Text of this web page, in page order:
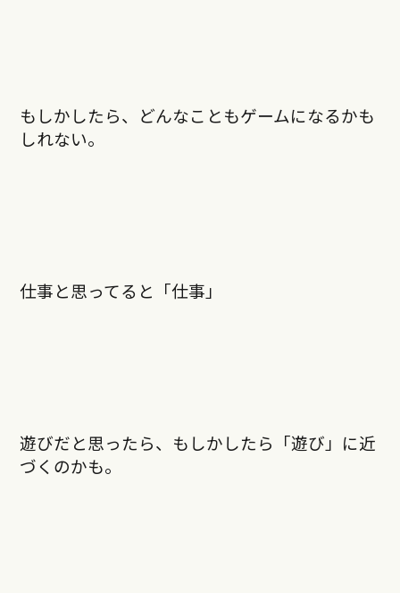
もしかしたら、どんなこともゲームになるかも
しれない。
仕事と思ってると「仕事」
遊びだと思ったら、もしかしたら「遊び」に近
づくのかも。